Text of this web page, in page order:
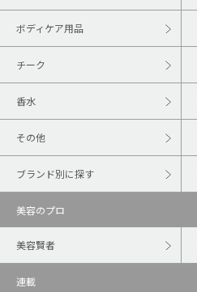
ボディケア用品
チーク
香水
その他
ブランド別に探す
美容のプロ
美容賢者
連載